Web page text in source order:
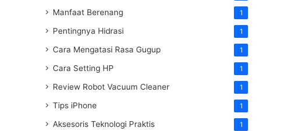
Manfaat Berenang 1
Pentingnya Hidrasi 1
Cara Mengatasi Rasa Gugup 1
Cara Setting HP 1
Review Robot Vacuum Cleaner 1
Tips iPhone 1
Aksesoris Teknologi Praktis 1